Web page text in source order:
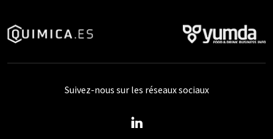
Suivez-nous sur les réseaux sociaux